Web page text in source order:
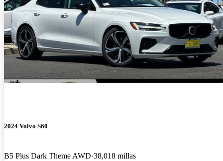
2024 Volvo S60
B5 Plus Dark Theme AWD 38,018 millas